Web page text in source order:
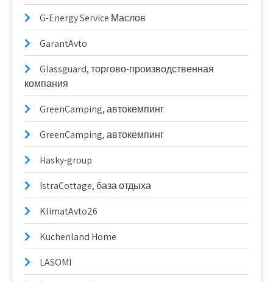
G-Energy Service Маслов
GarantAvto
Glassguard, торгово-производственная
компания
GreenCamping, автокемпинг
GreenCamping, автокемпинг
Hasky-group
IstraCottage, база отдыха
KlimatAvto26
Kuchenland Home
LASOMI